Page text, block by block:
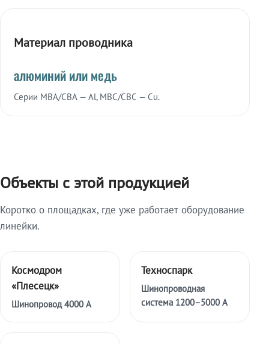
Материал проводника
алюминий или медь
Серии МВА/СВА — Al, МВС/СВС — Cu.
Объекты с этой продукцией
Коротко о площадках, где уже работает оборудование
линейки.
Космодром
«Плесецк»
Шинопровод 4000 А
Техноспарк
Шинопроводная
система 1200–5000 А